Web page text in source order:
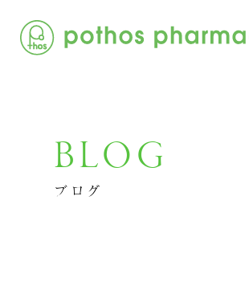
BLOG
ブログ